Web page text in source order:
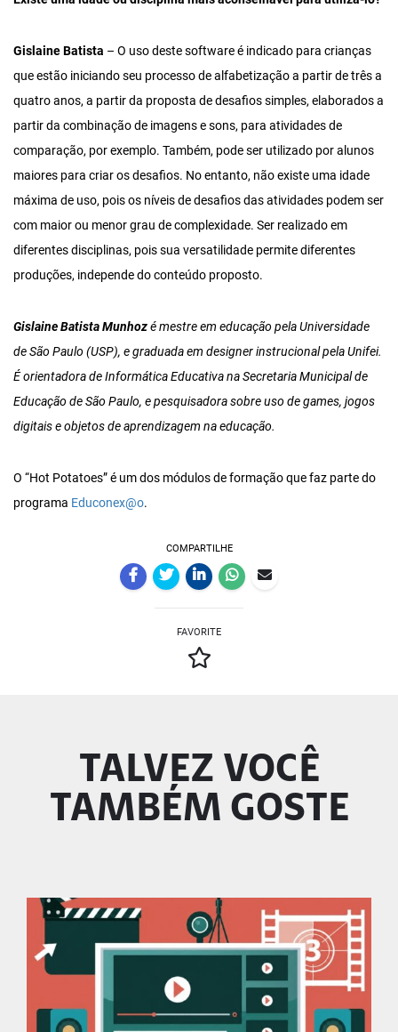
Gislaine Batista – O uso deste software é indicado para crianças
que estão iniciando seu processo de alfabetização a partir de três a
quatro anos, a partir da proposta de desafios simples, elaborados a
partir da combinação de imagens e sons, para atividades de
comparação, por exemplo. Também, pode ser utilizado por alunos
maiores para criar os desafios. No entanto, não existe uma idade
máxima de uso, pois os níveis de desafios das atividades podem ser
com maior ou menor grau de complexidade. Ser realizado em
diferentes disciplinas, pois sua versatilidade permite diferentes
produções, independe do conteúdo proposto.
Gislaine Batista Munhozé mestre em educação pela Universidade
de São Paulo (USP), e graduada em designer instrucional pela Unifei.
É orientadora de Informática Educativa na Secretaria Municipal de
Educação de São Paulo, e pesquisadora sobre uso de games, jogos
digitais e objetos de aprendizagem na educação.
O “Hot Potatoes” é um dos módulos de formação que faz parte do
programa Educonex@oEduconexão
.
COMPARTILHE
FAVORITE
TALVEZ VOCÊ
TAMBÉM GOSTE